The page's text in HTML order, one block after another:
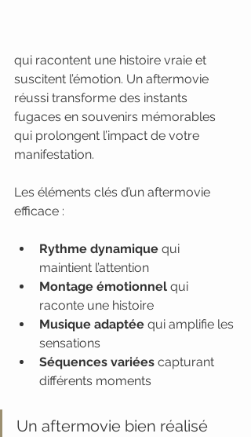
qui racontent une histoire vraie et
suscitent l’émotion. Un aftermovie
réussi transforme des instants
fugaces en souvenirs mémorables
qui prolongent l’impact de votre
manifestation.
Les éléments clés d’un aftermovie
efficace :
Rythme dynamique qui
maintient l’attention
Montage émotionnel qui
raconte une histoire
Musique adaptée qui amplifie les
sensations
Séquences variées capturant
différents moments
Un aftermovie bien réalisé